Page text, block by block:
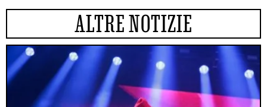
ALTRE NOTIZIE